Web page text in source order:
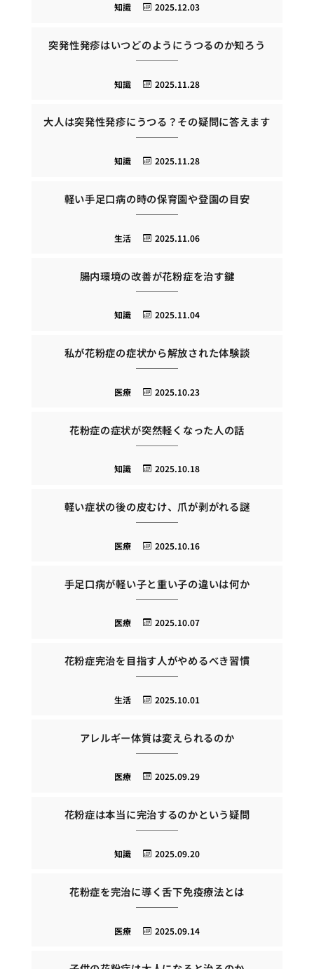
2025.12.03
知識
突発性発疹はいつどのようにうつるのか知ろう
2025.11.28
知識
大人は突発性発疹にうつる？その疑問に答えます
2025.11.28
知識
軽い手足口病の時の保育園や登園の目安
2025.11.06
生活
腸内環境の改善が花粉症を治す鍵
2025.11.04
知識
私が花粉症の症状から解放された体験談
2025.10.23
医療
花粉症の症状が突然軽くなった人の話
2025.10.18
知識
軽い症状の後の皮むけ、爪が剥がれる謎
2025.10.16
医療
手足口病が軽い子と重い子の違いは何か
2025.10.07
医療
花粉症完治を目指す人がやめるべき習慣
2025.10.01
生活
アレルギー体質は変えられるのか
2025.09.29
医療
花粉症は本当に完治するのかという疑問
2025.09.20
知識
花粉症を完治に導く舌下免疫療法とは
2025.09.14
医療